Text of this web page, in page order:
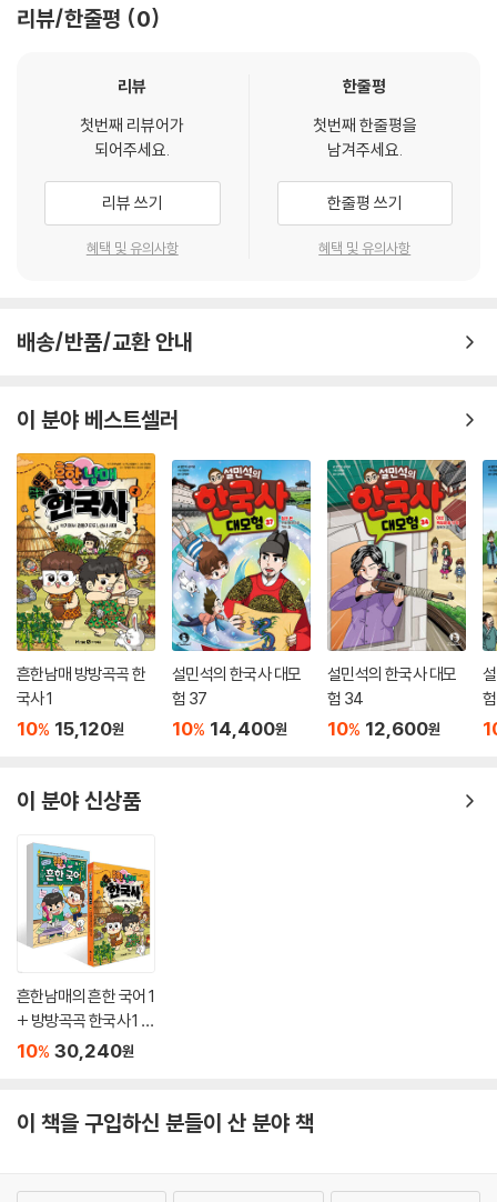
었습니다.
러던 중 와트에게 당시 광산에서 사용되고 있던 증기 기관인 뉴커먼기관을
관의 효율을 높일 수 있는 방법을 찾아냅니다. 그리고 그것을 실제 사용할
수 있는 기관으로 만드는 일에 착수합니다.
새로운 증기 기관을 만드는 일은 쉽지 않았습니다. 와트는 수많은 실패를
경험하고 경제적인 어려움에 시달립니다. 그러나 와트는 이 도전을 포기하
지 않았습니다. 그리고 와트의 친구들이 그를 도왔습니다. 결국 오랜 연구
을 만날 수 있습니다. 인물의 이야기를 따라가며 자연스럽게 역사, 문화, 사
회 등 여러 영역의 통합 학습이 가능합니다.
어린이 진로 탐색 코너는 자기 이해와 직업 세계 이해, 진로 설계 등 진로
탐색 단계별 활동을 담았습니다. 제임스 와트의 이야기를 통해 ‘산업공학
기술자’의 직업 세계를 더 깊이 이해하고 독자 스스로 자신의 진로를 탐색
해 볼 수 있도록 해 줍니다.
리뷰/한줄평 0
리뷰
첫번째 리뷰어가
되어주세요.
리뷰 쓰기
혜택 및 유의사항
한줄평
첫번째 한줄평을
남겨주세요.
한줄평 쓰기
혜택 및 유의사항
배송/반품/교환 안내
이 분야 베스트셀러
흔한남매 방방곡곡 한
국사 1
10% 15,120원
설민석의 한국사 대모
험 37
10% 14,400원
설민석의 한국사 대모
험 34
10% 12,600원
이 분야 신상품
흔한남매의 흔한 국어 1
+ 방방곡곡 한국사 1 세
트
10% 30,240원
이 책을 구입하신 분들이 산 분야 책